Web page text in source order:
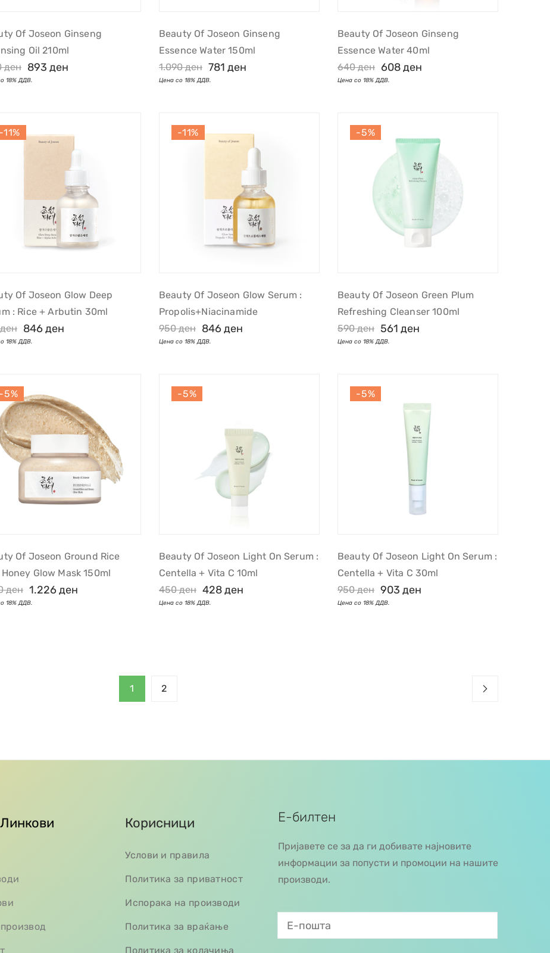
Of Joseon Ginseng
Oil 210ml
ден 893 ден
Beauty Of Joseon Ginseng
Essence Water 150ml
1.090ден 781 ден
Beauty Of Joseon Ginseng
Essence Water 40ml
640ден 608ден
-11%
Of Joseon Glow Deep
: Rice + Arbutin 30ml
ден 846ден
-11%
Beauty Of Joseon Glow Serum :
Propolis+Niacinamide
950ден 846ден
-5%
Beauty Of Joseon Green Plum
Refreshing Cleanser 100ml
590ден 561 ден
-5%
Of Joseon Ground Rice
Glow Mask 150ml
ден 1.226ден
-5%
Beauty Of Joseon Light On Serum :
Centella + Vita C 10ml
450ден 428ден
-5%
Beauty Of Joseon Light On Serum :
Centella + Vita C 30ml
950ден 903 ден
1 2
Корисници
Услови и правила
Политика за приватност
Испорака на производи
Политика за враќање
Политика за колачиња
Е-билтен
Пријавете се за да ги добивате најновите
информации за попусти и промоции на нашите
производи.